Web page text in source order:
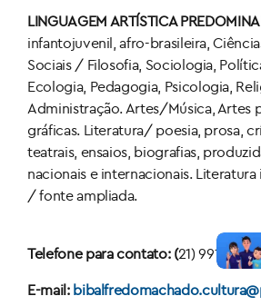
LINGUAGEM ARTÍSTICA
infantojuvenil, afro-brasileira,
Sociais / Filosofia, Sociologia,
Ecologia, Pedagogia, Psicologia,
Administração. Artes/Música, Artes
gráficas. Literatura/ poesia, prosa,
teatrais, ensaios, biografias,
nacionais e internacionais.
/ fonte ampliada.
Telefone para contato: (21) 99139-
E-mail: